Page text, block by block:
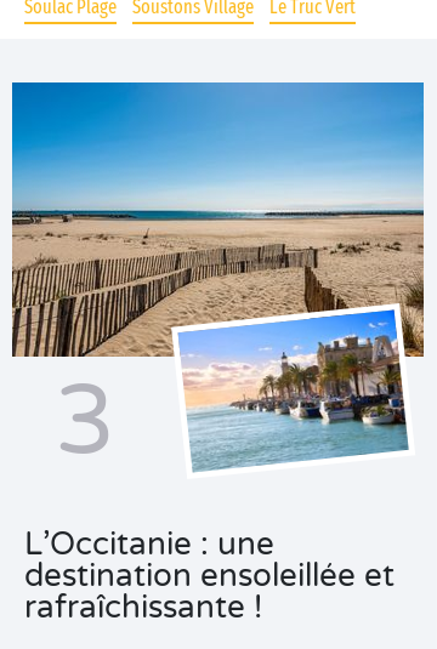
Soulac Plage Soustons Village Le Truc Vert
3
L’Occitanie : une
destination ensoleillée et
rafraîchissante !